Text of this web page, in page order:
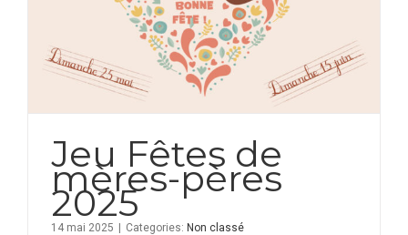
Jeu Fêtes de
mères-pères
2025
14 mai 2025 | Categories: Non classé